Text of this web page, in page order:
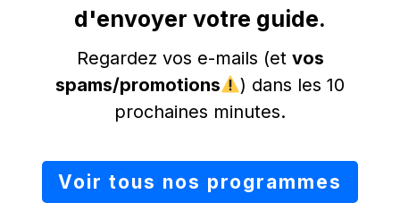
d'envoyer votre guide.
Regardez vos e-mails (et vos
spams/promotions
) dans les 10
prochaines minutes.
Voir tous nos programmes